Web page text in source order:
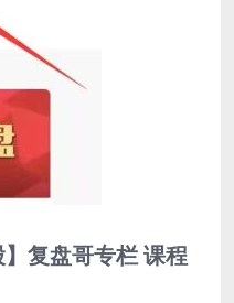
复盘哥专栏 课程